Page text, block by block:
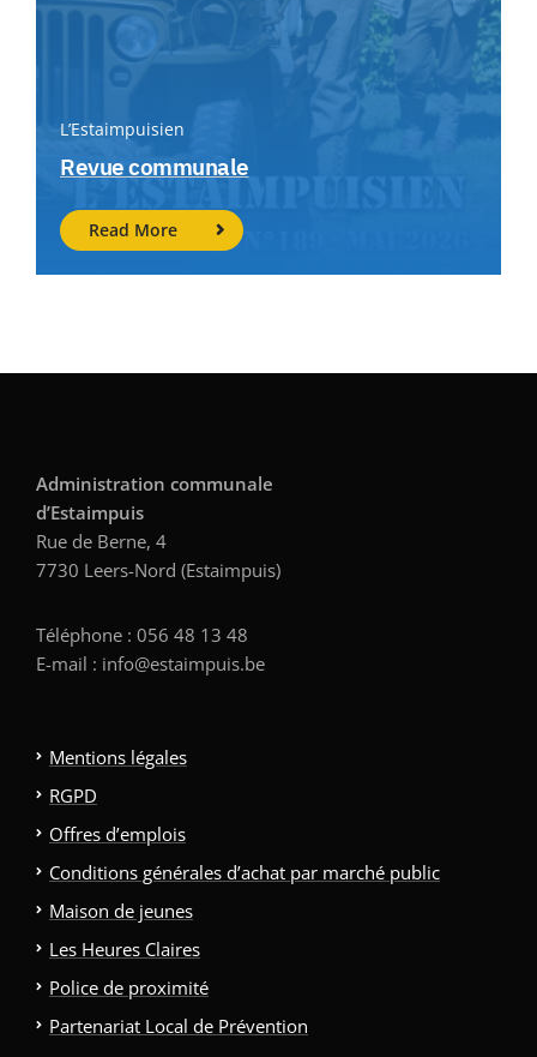
L’Estaimpuisien
Revue communale
Read More
Administration communale
d’Estaimpuis
Rue de Berne, 4
7730 Leers-Nord (Estaimpuis)
Téléphone : 056 48 13 48
E-mail : info@estaimpuis.be
Mentions légales
RGPD
Offres d’emplois
Conditions générales d’achat par marché public
Maison de jeunes
Les Heures Claires
Police de proximité
Partenariat Local de Prévention